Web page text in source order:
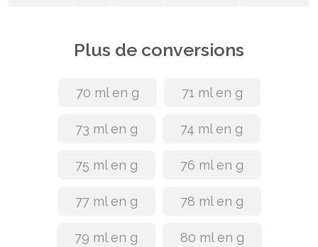
Plus de conversions
70 ml en g 71 ml en g
73 ml en g 74 ml en g
75 ml en g 76 ml en g
77 ml en g 78 ml en g
79 ml en g 80 ml en g